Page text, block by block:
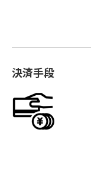
決済手段